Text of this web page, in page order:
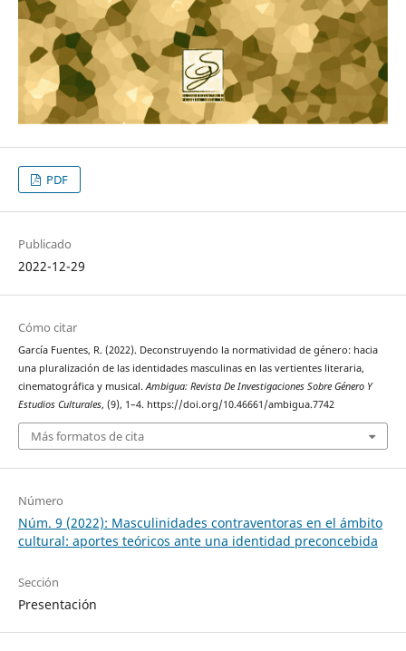
PDF
Publicado
2022-12-29
Cómo citar
García Fuentes, R. (2022). Deconstruyendo la normatividad de género: hacia
una pluralización de las identidades masculinas en las vertientes literaria,
cinematográfica y musical. Ambigua: Revista De Investigaciones Sobre Género Y
Estudios Culturales, (9), 1–4. https://doi.org/10.46661/ambigua.7742
Más formatos de cita
Número
Núm. 9 (2022): Masculinidades contraventoras en el ámbito
cultural: aportes teóricos ante una identidad preconcebida
Sección
Presentación